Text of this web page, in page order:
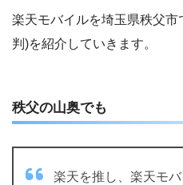
楽天モバイルを埼玉県秩父
判)を紹介していきます。
秩父の山奥でも
楽天を推し、楽天モ